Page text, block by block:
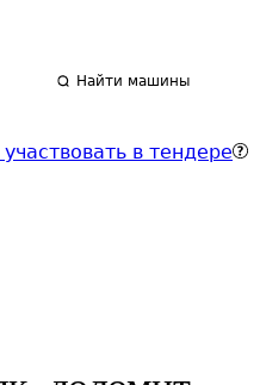
Найти машины
в тендере